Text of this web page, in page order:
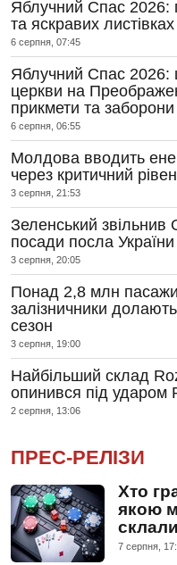
Яблучний Спас 2026:
та яскравих листівках
6 серпня, 07:45
Яблучний Спас 2026:
церкви на
прикмети та
6 серпня, 06:55
Молдова вводить
через критичний
3 серпня, 21:53
Зеленський
посади посла
3 серпня, 20:05
Понад 2,8 млн
залізничники
сезон
3 серпня, 19:00
Найбільший склад
опинився під ударом
2 серпня, 13:06
ПРЕС-РЕЛІЗИ
Хто
якою
7 серпня,